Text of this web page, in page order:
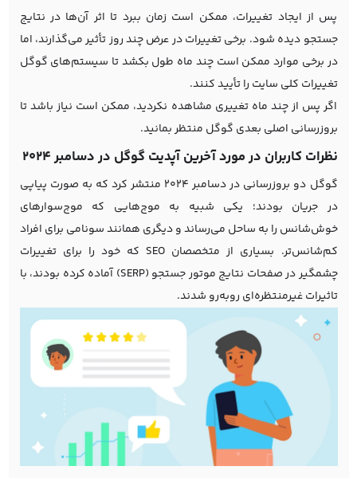
پس از ایجاد تغییرات، ممکن است زمان ببرد تا اثر آن‌ها در نتایج
جستجو دیده شود. برخی تغییرات در عرض چند روز تأثیر می‌گذارند، اما
در برخی موارد ممکن است چند ماه طول بکشد تا سیستم‌های گوگل
تغییرات کلی سایت را تأیید کنند.
اگر پس از چند ماه تغییری مشاهده نکردید، ممکن است نیاز باشد تا
بروزرسانی اصلی بعدی گوگل منتظر بمانید.
نظرات کاربران در مورد آخرین آپدیت گوگل در دسامبر 2024
گوگل دو بروزرسانی در دسامبر 2024 منتشر کرد که به صورت پیاپی
در جریان بودند؛ یکی شبیه به موج‌هایی که موج‌سوارهای
خوش‌شانس را به ساحل می‌رساند و دیگری همانند سونامی برای افراد
کم‌شانس‌تر. بسیاری از متخصصان SEO که خود را برای تغییرات
چشمگیر در صفحات نتایج موتور جستجو (SERP) آماده کرده بودند، با
تاثیرات غیرمنتظره‌ای روبه‌رو شدند.